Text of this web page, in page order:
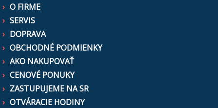
O FIRME
SERVIS
DOPRAVA
OBCHODNÉ PODMIENKY
AKO NAKUPOVAŤ
CENOVÉ PONUKY
ZASTUPUJEME NA SR
OTVÁRACIE HODINY